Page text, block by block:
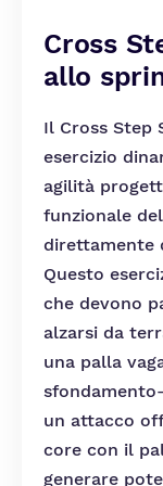
Cross
allo
Il Cross Step
esercizio
agilità
funzionale
direttamente
Questo
che devono
alzarsi da
una palla
un attacco
core con il
generare